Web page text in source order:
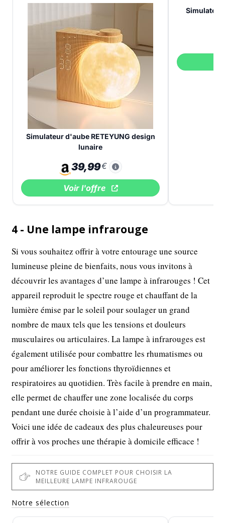
Simulateur d'aube RETEYUNG design
lunaire
39,99€
Voir l'offre
Simulateur
4 - Une lampe infrarouge
Si vous souhaitez offrir à votre entourage une source
lumineuse pleine de bienfaits, nous vous invitons à
découvrir les avantages d’une lampe à infrarouges ! Cet
appareil reproduit le spectre rouge et chauffant de la
lumière émise par le soleil pour soulager un grand
nombre de maux tels que les tensions et douleurs
musculaires ou articulaires. La lampe à infrarouges est
également utilisée pour combattre les rhumatismes ou
pour améliorer les fonctions thyroïdiennes et
respiratoires au quotidien. Très facile à prendre en main,
elle permet de chauffer une zone localisée du corps
pendant une durée choisie à l’aide d’un programmateur.
Voici une idée de cadeaux des plus chaleureuses pour
offrir à vos proches une thérapie à domicile efficace !
NOTRE GUIDE COMPLET POUR CHOISIR LA
MEILLEURE LAMPE INFRAROUGE
Notre sélection